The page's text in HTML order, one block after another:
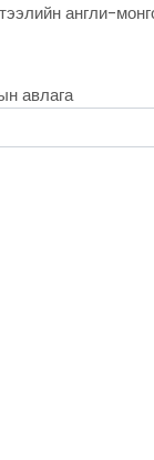
англи-
авлага